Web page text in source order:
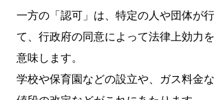
一方の「認可」は、特定の人や団体が
て、行政府の同意によって法律上効力
意味します。
学校や保育園などの設立や、ガス料金